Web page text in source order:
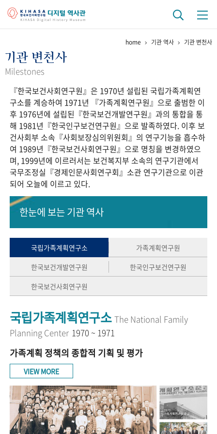
걸어온 길 기관 변천사
연구 역사
정책과 연구 키워드로 보는 연구 역사
연구자들
간행물 변천사
기록물 아카이브
사진 아카이브 문서 기록물 행정박물 영상 기록물
50+1 주년 기념
세계와 함께 한 KIHASA
VR 역사관
home 기관 역사 기관 변천사
기관 변천사
Milestones
『한국보건사회연구원』은 1970년 설립된 국립가족계획연
구소를 계승하여 1971년 『가족계획연구원』으로 출범한 이
후 1976년에 설립된『한국보건개발연구원』과의 통합을 통
해 1981년『한국인구보건연구원』으로 발족하였다. 이후 보
건사회부 소속『사회보장심의위원회』의 연구기능을 흡수하
여 1989년『한국보건사회연구원』으로 명칭을 변경하였으
며, 1999년에 이르러서는 보건복지부 소속의 연구기관에서
국무조정실『경제인문사회연구회』소관 연구기관으로 이관
되어 오늘에 이르고 있다.
한눈에 보는기관 역사
국립가족계획연구소
가족계획연구원
한국보건개발연구원
한국인구보건연구원
한국보건사회연구원
국립가족계획연구소 The National Family
Planning Center 1970 ~ 1971
가족계획 정책의 종합적 기획 및 평가
VIEW MORE